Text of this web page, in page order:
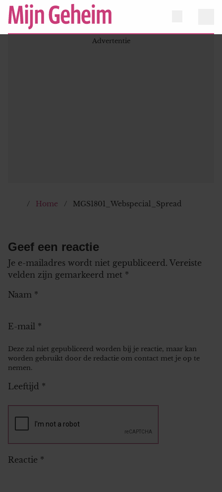
Home MGS1801_Webspecial_Spread
Geef een reactie
Je e-mailadres wordt niet gepubliceerd. Vereiste
velden zijn gemarkeerd met *
Naam *
E-mail *
Deze zal niet gepubliceerd worden bij je reactie, maar kan
worden gebruikt door de redactie om contact met je op te
nemen.
Leeftijd *
Reactie *